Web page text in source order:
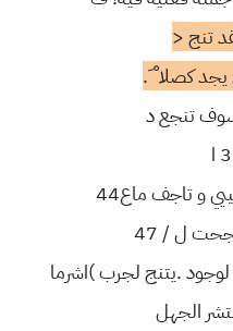
تنج <
كصلا ْ َ.
ل / 47
لوجود .يتنج لجرب )اشرما
الجهل